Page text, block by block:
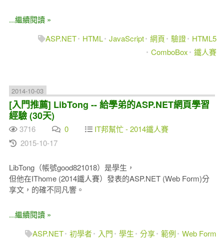
...繼續閱讀 »
ASP.NET
HTML JavaScript 網頁 驗證
HTML5
ComboBox
鐵人賽
2014-10-03
[入門推薦] LibTong -- 給學弟的ASP.NET網頁學習
經驗 (30天)
3716 0
IT邦幫忙 - 2014鐵人賽
2015-10-17
LibTong（帳號good821018）是學生，
但他在IThome (2014鐵人賽）發表的ASP.NET (Web Form)分
享文，的確不同凡響。
...繼續閱讀 »
ASP.NET 初學者 入門 學生 分享 範例
Web Form